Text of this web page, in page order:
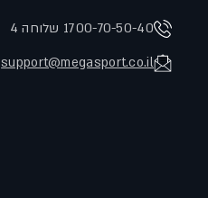
1700-70-50-40 שלוחה 4
support@megasport.co.il